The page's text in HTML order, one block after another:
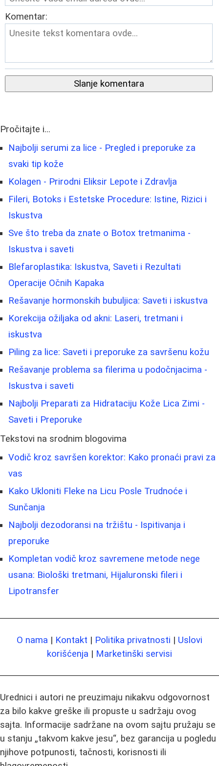
Komentar:
Slanje komentara
Pročitajte i...
Najbolji serumi za lice - Pregled i preporuke za
svaki tip kože
Kolagen - Prirodni Eliksir Lepote i Zdravlja
Fileri, Botoks i Estetske Procedure: Istine, Rizici i
Iskustva
Sve što treba da znate o Botox tretmanima -
Iskustva i saveti
Blefaroplastika: Iskustva, Saveti i Rezultati
Operacije Očnih Kapaka
Rešavanje hormonskih bubuljica: Saveti i iskustva
Korekcija ožiljaka od akni: Laseri, tretmani i
iskustva
Piling za lice: Saveti i preporuke za savršenu kožu
Rešavanje problema sa filerima u podočnjacima -
Iskustva i saveti
Najbolji Preparati za Hidrataciju Kože Lica Zimi -
Saveti i Preporuke
Tekstovi na srodnim blogovima
Vodič kroz savršen korektor: Kako pronaći pravi za
vas
Kako Ukloniti Fleke na Licu Posle Trudnoće i
Sunčanja
Najbolji dezodoransi na tržištu - Ispitivanja i
preporuke
Kompletan vodič kroz savremene metode nege
usana: Biološki tretmani, Hijaluronski fileri i
Lipotransfer
O nama | Kontakt | Politika privatnosti | Uslovi
korišćenja | Marketinški servisi
Urednici i autori ne preuzimaju nikakvu odgovornost
za bilo kakve greške ili propuste u sadržaju ovog
sajta. Informacije sadržane na ovom sajtu pružaju se
u stanju „takvom kakve jesu“, bez garancija u pogledu
njihove potpunosti, tačnosti, korisnosti ili